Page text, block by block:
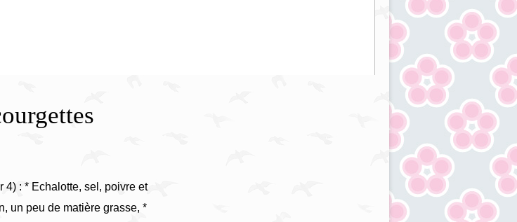
4) : * Echalotte, sel, poivre et
un peu de matière grasse, *